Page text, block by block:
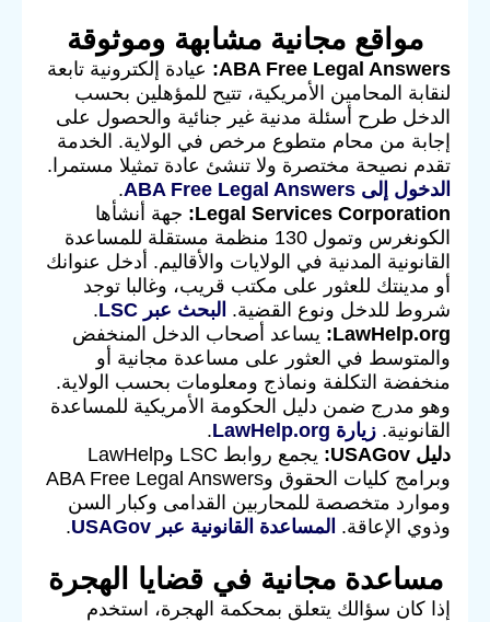
مواقع مجانية مشابهة وموثوقة
ABA Free Legal Answers:
عيادة إلكترونية تابعة
لنقابة المحامين الأمريكية، تتيح للمؤهلين بحسب
الدخل طرح أسئلة مدنية غير جنائية والحصول على
إجابة من محام متطوع مرخص في الولاية. الخدمة
تقدم نصيحة مختصرة ولا تنشئ عادة تمثيلا مستمرا.
الدخول إلى ABA Free Legal Answers
.
Legal Services Corporation:
جهة أنشأها
الكونغرس وتمول 130 منظمة مستقلة للمساعدة
القانونية المدنية في الولايات والأقاليم. أدخل عنوانك
أو مدينتك للعثور على مكتب قريب، وغالبا توجد
شروط للدخل ونوع القضية. البحث عبر LSC
.
LawHelp.org:
يساعد أصحاب الدخل المنخفض
والمتوسط في العثور على مساعدة مجانية أو
منخفضة التكلفة ونماذج ومعلومات بحسب الولاية.
وهو مدرج ضمن دليل الحكومة الأمريكية للمساعدة
القانونية.زيارة LawHelp.org
.
دليل USAGov:
يجمع روابط LSC وLawHelp
وبرامج كليات الحقوق وABA Free Legal Answers
وموارد متخصصة للمحاربين القدامى وكبار السن
وذوي الإعاقة. المساعدة القانونية عبر USAGov .
مساعدة مجانية في قضايا الهجرة
إذا كان سؤالك يتعلق بمحكمة الهجرة، استخدم